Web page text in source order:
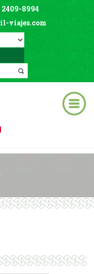
2409-8994
viajes.com